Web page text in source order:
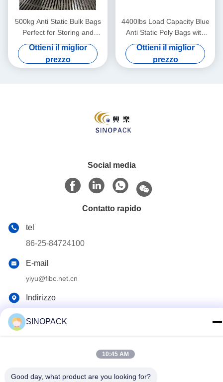
500kg Anti Static Bulk Bags
Perfect for Storing and
Shipping Various Materials
Ottieni il miglior
prezzo
4400lbs Load Capacity Blue
Anti Static Poly Bags with
Moisture Resistance
Ottieni il miglior
prezzo
Social media
Contatto rapido
tel
86-25-84724100
E-mail
yiyu@fibc.net.cn
Indirizzo
Nanchino 210001, Cina
politica sulla riservatezza|Mappa del sito
La Cina va bene. Qualità Big Bag sacconi Fornitore. 2015-2026
SINOPACK
10:45 AM
Good day, what product are you looking for?